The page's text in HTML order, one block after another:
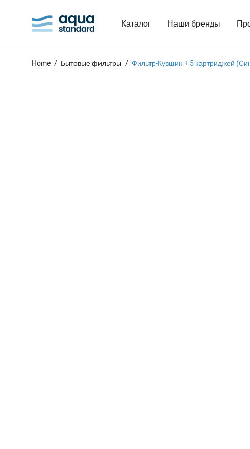
Каталог Наши бренды
Home / Бытовые фильтры / Фильтр-Кувшин + 5 картриджей